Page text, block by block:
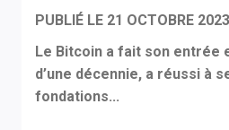
PUBLIÉ LE 21 OCTOBRE 2023
Le Bitcoin a fait son entrée
d’une décennie, a réussi à
fondations...